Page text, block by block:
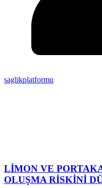
saglikplatformu
LİMON VE
OLUŞMA RİSKİNİ